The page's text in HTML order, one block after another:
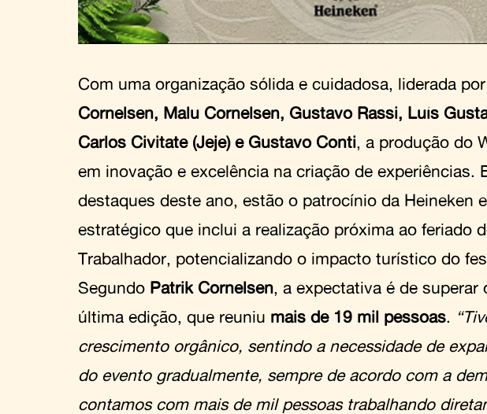
Com uma organização sólida e cuidadosa, liderada por
Cornelsen, Malu Cornelsen, Gustavo Rassi, Luís
Carlos Civitate (Jeje) e Gustavo Conti , a produção do
em inovação e excelência na criação de experiências.
destaques deste ano, estão o patrocínio da Heineken
estratégico que inclui a realização próxima ao feriado
Trabalhador, potencializando o impacto turístico do
Segundo Patrik Cornelsen , a expectativa é de
última edição, que reuniu mais de 19 mil pessoas.
crescimento orgânico, sentindo a necessidade de
do evento gradualmente, sempre de acordo com a
contamos com mais de mil pessoas trabalhando